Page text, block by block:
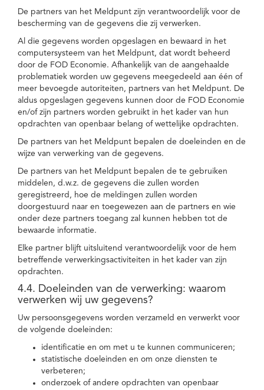
De partners van het Meldpunt zijn verantwoordelijk voor de
bescherming van de gegevens die zij verwerken.
Al die gegevens worden opgeslagen en bewaard in het
computersysteem van het Meldpunt, dat wordt beheerd
door de FOD Economie. Afhankelijk van de aangehaalde
problematiek worden uw gegevens meegedeeld aan één of
meer bevoegde autoriteiten, partners van het Meldpunt. De
aldus opgeslagen gegevens kunnen door de FOD Economie
en/of zijn partners worden gebruikt in het kader van hun
opdrachten van openbaar belang of wettelijke opdrachten.
De partners van het Meldpunt bepalen de doeleinden en de
wijze van verwerking van de gegevens.
De partners van het Meldpunt bepalen de te gebruiken
middelen, d.w.z. de gegevens die zullen worden
geregistreerd, hoe de meldingen zullen worden
doorgestuurd naar en toegewezen aan de partners en wie
onder deze partners toegang zal kunnen hebben tot de
bewaarde informatie.
Elke partner blijft uitsluitend verantwoordelijk voor de hem
betreffende verwerkingsactiviteiten in het kader van zijn
opdrachten.
4.4. Doeleinden van de verwerking: waarom
verwerken wij uw gegevens?
Uw persoonsgegevens worden verzameld en verwerkt voor
de volgende doeleinden:
identificatie en om met u te kunnen communiceren;
statistische doeleinden en om onze diensten te
verbeteren;
onderzoek of andere opdrachten van openbaar